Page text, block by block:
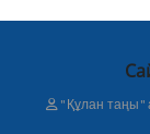
"Құлан таңы"